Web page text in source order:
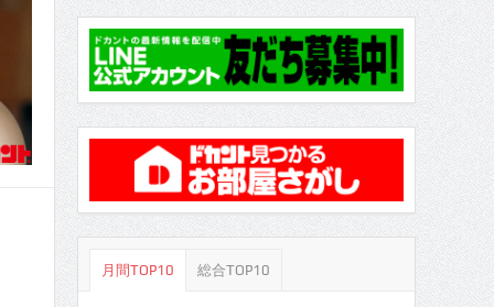
月間TOP10 総合TOP10